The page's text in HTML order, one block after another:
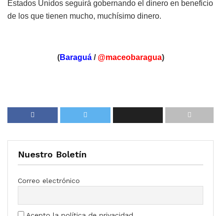
Estados Unidos seguirá gobernando el dinero en beneficio
de los que tienen mucho, muchísimo dinero.
(Baraguá/ @maceobaragua)
Nuestro Boletín
Correo electrónico